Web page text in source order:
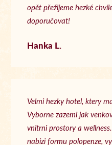
opět přežijeme hezké
doporučovat!
Hanka L.
Velmi hezky hotel, ktery
Vyborne zazemi jak
vnitrni prostory a
nabizi formu polopenze,